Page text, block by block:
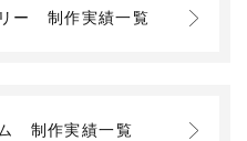
リー 制作実績一覧
ム 制作実績一覧